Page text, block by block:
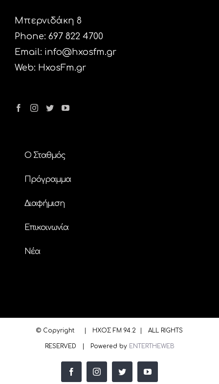
Μπερνιδάκη 8
Phone: 697 822 4700
Email: info@hxosfm.gr
Web: HxosFm.gr
Ο Σταθμός
Πρόγραμμα
Διαφήμιση
Επικοινωνία
Nέα
© Copyright | ΗΧΟΣ FM 94.2 | ALL RIGHTS
RESERVED | Powered by ENTERTHEWEB
facebookinstagramtwitter youtube